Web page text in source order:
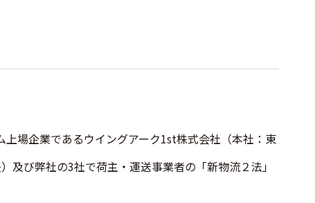
場企業であるウイングアーク1st株式会社（本社：東
び弊社の3社で荷主・運送事業者の「新物流２法」